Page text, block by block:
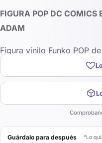
FIGURA POP DC
ADAM
Figura vinilo Funko POP
Guárdalo para después “Lo